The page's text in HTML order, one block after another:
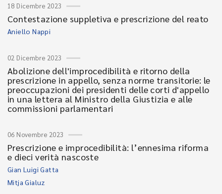
18 Dicembre 2023
Contestazione suppletiva e prescrizione del reato
Aniello Nappi
02 Dicembre 2023
Abolizione dell'improcedibilità e ritorno della
prescrizione in appello, senza norme transitorie: le
preoccupazioni dei presidenti delle corti d'appello
in una lettera al Ministro della Giustizia e alle
commissioni parlamentari
06 Novembre 2023
Prescrizione e improcedibilità: l’ennesima riforma
e dieci verità nascoste
Gian Luigi Gatta
Mitja Gialuz